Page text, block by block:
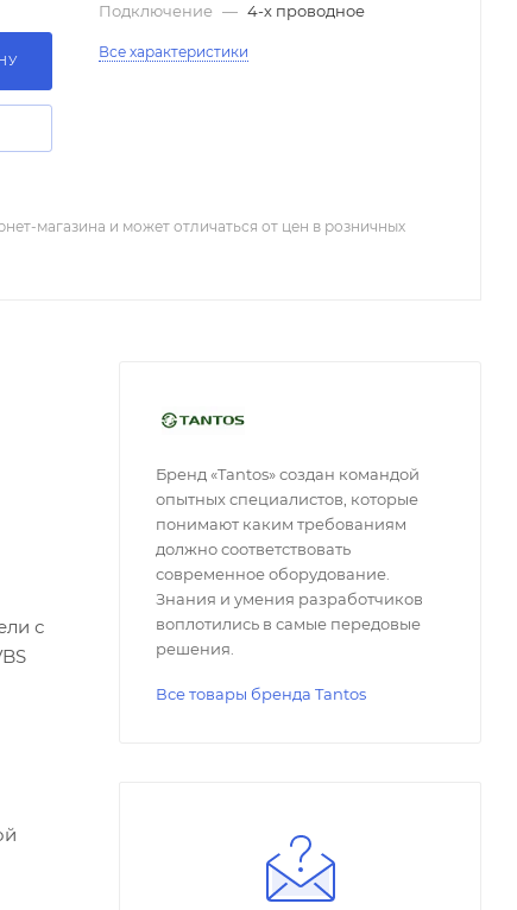
Подключение — 4-х проводное
Все характеристики
магазина и может отличаться от цен в розничных
с
Бренд «Tantos» создан командой
опытных специалистов, которые
понимают каким требованиям
должно соответствовать
современное оборудование.
Знания и умения разработчиков
воплотились в самые передовые
решения.
Все товары бренда Tantos